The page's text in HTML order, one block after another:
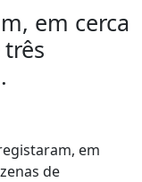
em cerca
em
de